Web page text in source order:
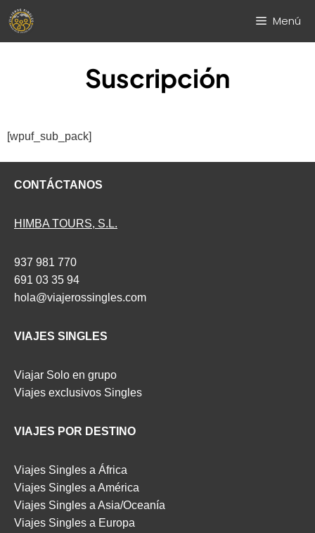
Saltar
contenido
Menú
Suscripción
[wpuf_sub_pack]
CONTÁCTANOS
HIMBA TOURS, S.L.
937 981 770
691 03 35 94
hola@viajerossingles.com
VIAJES SINGLES
Viajar Solo en grupo
Viajes exclusivos Singles
VIAJES POR DESTINO
Viajes Singles a África
Viajes Singles a América
Viajes Singles a Asia/Oceanía
Viajes Singles a Europa